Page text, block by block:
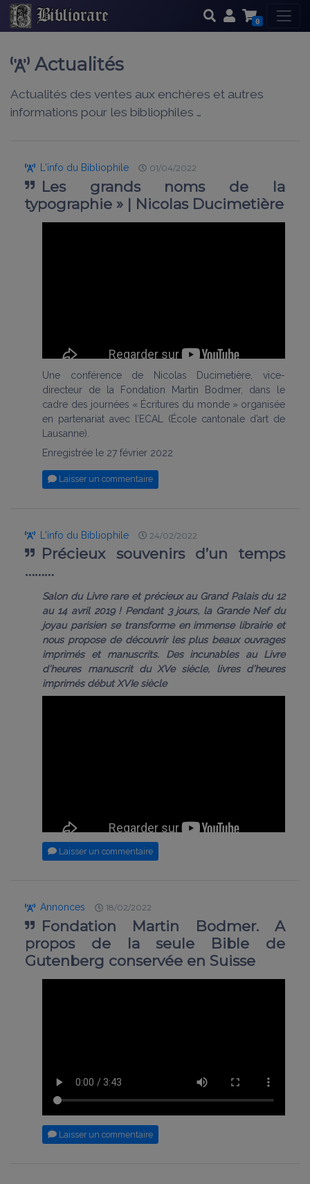
0
Actualités
Actualités des ventes aux enchères et autres
informations pour les bibliophiles …
L'info du Bibliophile 01/04/2022
Les grands noms de la
typographie » | Nicolas Ducimetière
Une conférence de Nicolas Ducimetière, vice-
directeur de la Fondation Martin Bodmer, dans le
cadre des journées « Écritures du monde » organisée
en partenariat avec l’ECAL (École cantonale d’art de
Lausanne).
Enregistrée le 27 février 2022
Laisser un commentaire
L'info du Bibliophile 24/02/2022
Précieux souvenirs d’un temps
………
Salon du Livre rare et précieux au Grand Palais du 12
au 14 avril 2019 ! Pendant 3 jours, la Grande Nef du
joyau parisien se transforme en immense librairie et
nous propose de découvrir les plus beaux ouvrages
imprimés et manuscrits. Des incunables au Livre
d’heures manuscrit du XVe siècle, livres d’heures
imprimés début XVIe siècle
Laisser un commentaire
Annonces 18/02/2022
Fondation Martin Bodmer. A
propos de la seule Bible de
Gutenberg conservée en Suisse
Laisser un commentaire